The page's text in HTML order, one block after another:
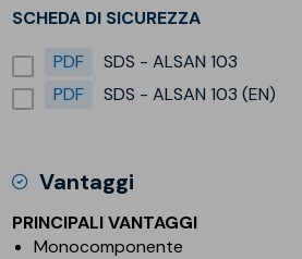
SCHEDA DI SICUREZZA
PDF
SDS - ALSAN 103
PDF
SDS - ALSAN 103 (EN)
Vantaggi
PRINCIPALI VANTAGGI
Monocomponente